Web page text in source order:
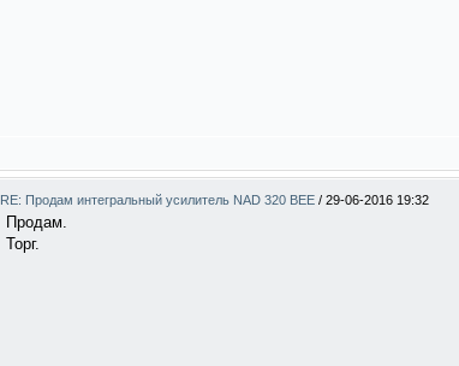
RE: Продам интегральный усилитель NAD 320 BEE / 29-06-2016 19:32
Продам.
Торг.